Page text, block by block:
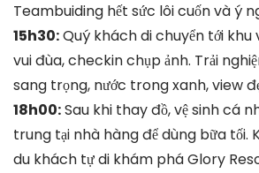
Teambuiding hết sức lôi cuốn và ý
15h30:Quý khách di chuyển tới khu
vui đùa, checkin chụp ảnh. Trải
sang trọng, nước trong xanh, view
18h00:Sau khi thay đồ, vệ sinh cá
trung tại nhà hàng để dùng bữa tối.
du khách tự di khám phá Glory